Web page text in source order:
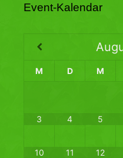
Event-Kalendar
M D M
3 4 5
10 11 12